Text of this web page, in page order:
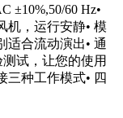
±10%,50/60 Hz•
机，运行安静• 模
适合流动演出• 通
试，让您的使用
三种工作模式• 四